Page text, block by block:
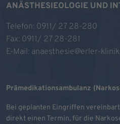
ANÄSTHESIEOLOGIE UND
Telefon: 0911/ 27 28-280
Fax: 0911/ 27 28-281
E-Mail: anaesthesie@erler-
Prämedikationsambulanz
Bei geplanten Eingriffen
direkt einen Termin, für die